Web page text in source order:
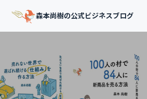
森本尚樹の公式ビジネスブログ